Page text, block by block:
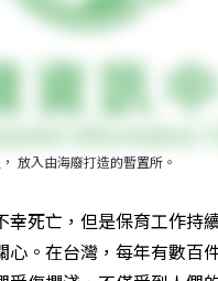
放入由海廢打造的暫置所。
幸死亡，但是保育工作持
心。在台灣，每年有數百